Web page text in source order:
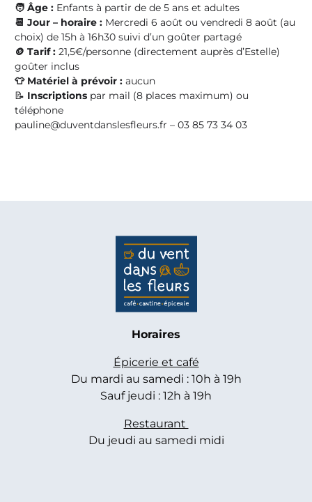
🧑 Âge : Enfants à partir de de 5 ans et adultes
📆 Jour – horaire : Mercredi 6 août ou vendredi 8 août (au
choix) de 15h à 16h30 suivi d’un goûter partagé
🪙 Tarif : 21,5€/personne (directement auprès d’Estelle)
goûter inclus
👕 Matériel à prévoir : aucun
📝 Inscriptions par mail (8 places maximum) ou
téléphone
pauline@duventdanslesfleurs.fr – 03 85 73 34 03
Horaires
Épicerie et café
Du mardi au samedi : 10h à 19h
Sauf jeudi : 12h à 19h
Restaurant
Du jeudi au samedi midi